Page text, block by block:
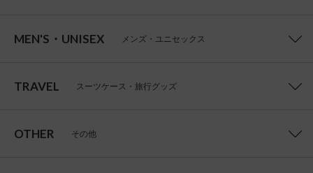
MEN'S・UNISEX メンズ・ユニセックス
TRAVEL スーツケース・旅行グッズ
OTHER その他